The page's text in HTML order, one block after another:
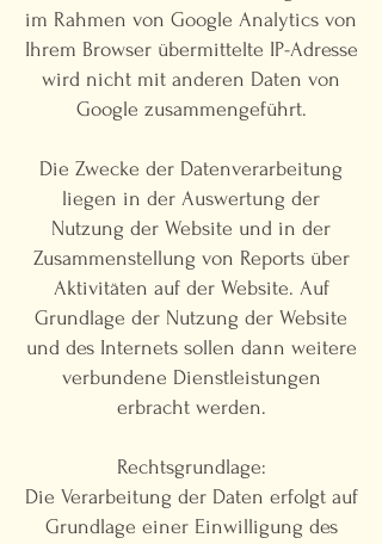
im Rahmen von Google Analytics von
Ihrem Browser übermittelte IP-Adresse
wird nicht mit anderen Daten von
Google zusammengeführt.
Die Zwecke der Datenverarbeitung
liegen in der Auswertung der
Nutzung der Website und in der
Zusammenstellung von Reports über
Aktivitäten auf der Website. Auf
Grundlage der Nutzung der Website
und des Internets sollen dann weitere
verbundene Dienstleistungen
erbracht werden.
Rechtsgrundlage:
Die Verarbeitung der Daten erfolgt auf
Grundlage einer Einwilligung des